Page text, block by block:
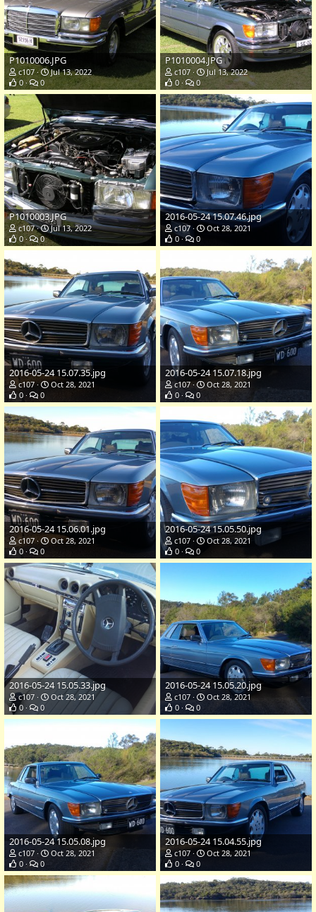
P1010006.JPG
c107
Jul 13, 2022
0
0
P1010004.JPG
c107
Jul 13, 2022
0
0
P1010003.JPG
c107
Jul 13, 2022
0
0
2016-05-24 15.07.46.jpg
c107
Oct 28, 2021
0
0
2016-05-24 15.07.35.jpg
c107
Oct 28, 2021
0
0
2016-05-24 15.07.18.jpg
c107
Oct 28, 2021
0
0
2016-05-24 15.06.01.jpg
c107
Oct 28, 2021
0
0
2016-05-24 15.05.50.jpg
c107
Oct 28, 2021
0
0
2016-05-24 15.05.33.jpg
c107
Oct 28, 2021
0
0
2016-05-24 15.05.20.jpg
c107
Oct 28, 2021
0
0
2016-05-24 15.05.08.jpg
c107
Oct 28, 2021
0
0
2016-05-24 15.04.55.jpg
c107
Oct 28, 2021
0
0